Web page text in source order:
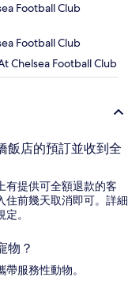
Football Club
Football Club
Chelsea Football Club
飯店的預訂並收到全
有提供可全額退款的客
住前幾天取消即可。詳細
。
物？
服務性動物。